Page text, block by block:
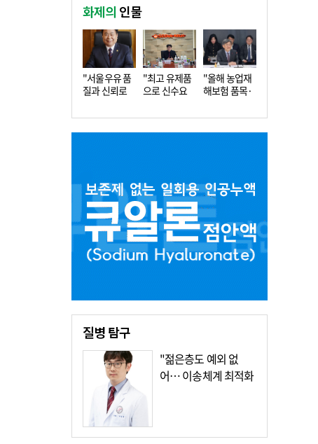
화제의 인물
"서울우유 품
질과 신뢰로
"최고 유제품
으로 신수요
"올해 농업재
해보험 품목·
질병탐구
"젊은층도 예외 없
어… 이송체계 최적화